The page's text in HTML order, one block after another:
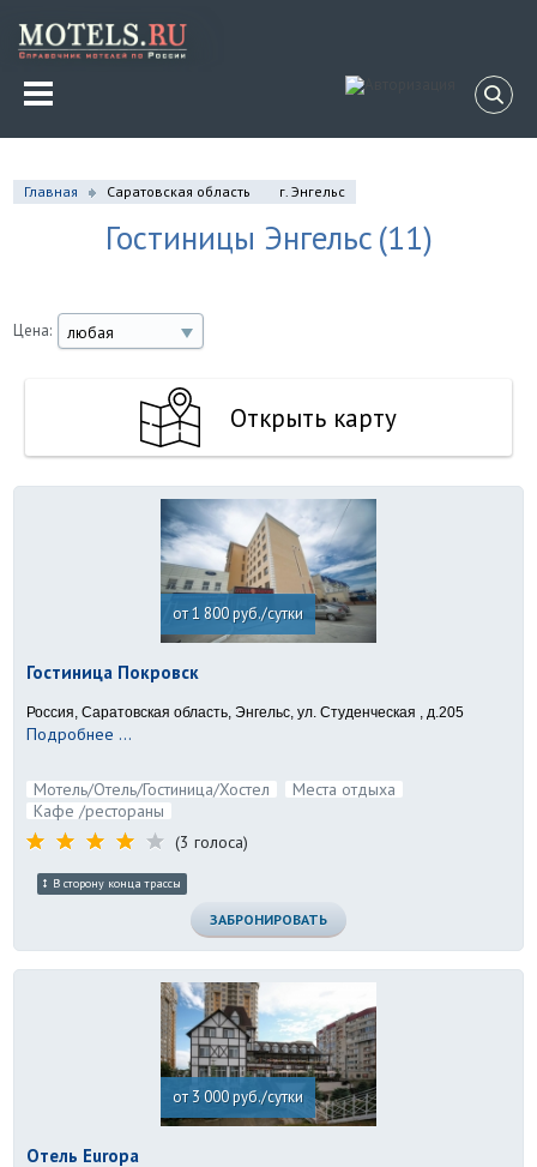
Главная Саратовская область г. Энгельс
Гостиницы Энгельс (11)
Цена: любая
Открыть карту
от 1 800 руб./сутки
Гостиница Покровск
Россия, Саратовская область, Энгельс, ул. Студенческая , д.205
Подробнее ...
Мотель/Отель/Гостиница/Хостел
Места отдыха
Кафе /рестораны
(3 голоса)
В сторону конца трассы
ЗАБРОНИРОВАТЬ
от 3 000 руб./сутки
Отель Europa